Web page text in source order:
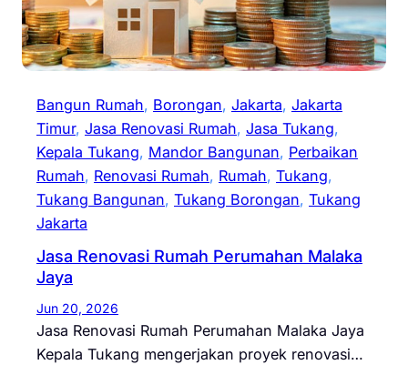
Bangun Rumah, Borongan, Jakarta, Jakarta
Timur, Jasa Renovasi Rumah, Jasa Tukang
Kepala Tukang, Mandor Bangunan, Perbaikan
Rumah, Renovasi Rumah, Rumah, Tukang
Tukang Bangunan, Tukang Borongan, Tukang
Jakarta
Jasa Renovasi Rumah Perumahan Malaka
Jaya
Jun 20, 2026
Jasa Renovasi Rumah Perumahan Malaka Jaya
Kepala Tukang mengerjakan proyek renovasi…